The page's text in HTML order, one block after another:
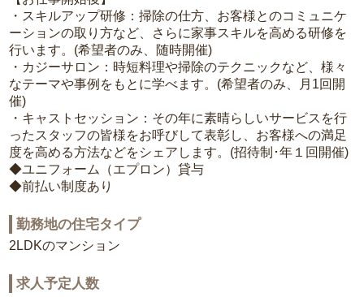
・スキルアップ研修：掃除の仕方、お客様とのコミュニケ
ーションの取り方など、さらに家事スキルを高める研修を
行います。(希望者のみ、随時開催)
・カジーサロン：時短料理や掃除のテクニックなど、様々
なテーマや事例をもとに学べます。(希望者のみ、月1回開
催)
・キャストセッション：その年に素晴らしいサービスを行
ったスタッフの皆様をお呼びして表彰し、お客様への満足
度を高める方法などをシェアします。(招待制･年１回開催)
◆ユニフォーム（エプロン）貸与
◆前払い制度あり
勤務地の住宅タイプ
2LDKのマンション
求人予定人数